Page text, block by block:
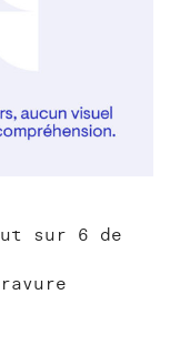
sur 6 de